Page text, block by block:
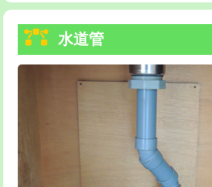
給水管工事※（ライニング鋼管・銅
管・ポリ管・HT管使用/3ｍまで)
給水管工事※（ライニング鋼管・銅
管・ポリ管・HT管使用/3ｍ超え)
排水管工事（土の掘削・埋め戻し作
排水管工事（排水管工事/3ｍまで）
トーラー機使用/3mまで
追加トーラー機使用/3m超え
止水・漏水調査・防水処理・清掃・修
水道管